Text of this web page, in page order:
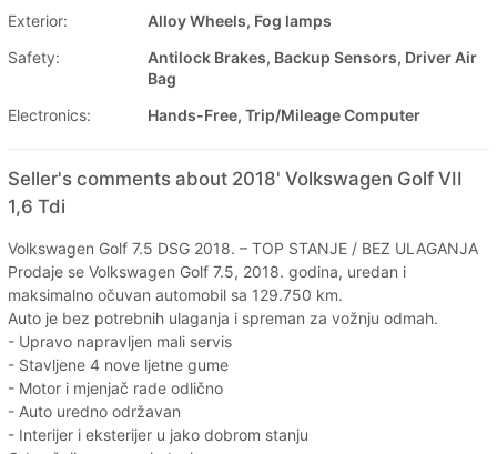
Exterior:
Alloy Wheels, Fog lamps
Safety:
Antilock Brakes, Backup Sensors, Driver Air
Bag
Electronics:
Hands-Free, Trip/Mileage Computer
Seller's comments about 2018' Volkswagen Golf VII
1,6 Tdi
Volkswagen Golf 7.5 DSG 2018. – TOP STANJE / BEZ ULAGANJA
Prodaje se Volkswagen Golf 7.5, 2018. godina, uredan i
maksimalno očuvan automobil sa 129.750 km.
Auto je bez potrebnih ulaganja i spreman za vožnju odmah.
- Upravo napravljen mali servis
- Stavljene 4 nove ljetne gume
- Motor i mjenjač rade odlično
- Auto uredno održavan
- Interijer i eksterijer u jako dobrom stanju